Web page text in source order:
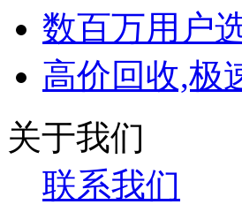
数百万用户
高价回收,极
关于我们
联系我们